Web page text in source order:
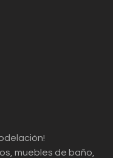
muebles de baño,